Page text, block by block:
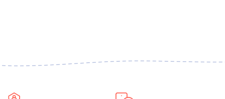
Nos barrettes pétale, clic-
de couleurs et de